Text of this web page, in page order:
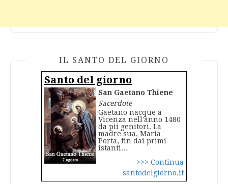
IL SANTO DEL GIORNO
Santo del giorno
San Gaetano Thiene
Sacerdote
Gaetano nacque a
Vicenza nell'anno 1480
da pii genitori. La
madre sua, Maria
Porta, fin dai primi
istanti...
>>> Continua
santodelgiorno.it